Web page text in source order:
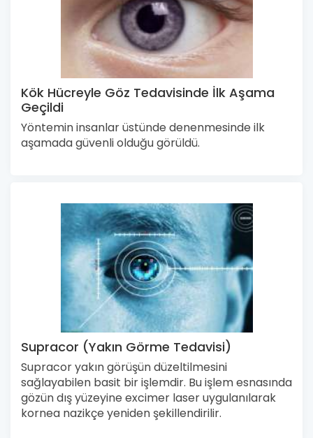
Kök Hücreyle Göz Tedavisinde İlk Aşama
Geçildi
Yöntemin insanlar üstünde denenmesinde ilk
aşamada güvenli olduğu görüldü.
Supracor (Yakın Görme Tedavisi)
Supracor yakın görüşün düzeltilmesini
sağlayabilen basit bir işlemdir. Bu işlem esnasında
gözün dış yüzeyine excimer laser uygulanılarak
kornea nazikçe yeniden şekillendirilir.